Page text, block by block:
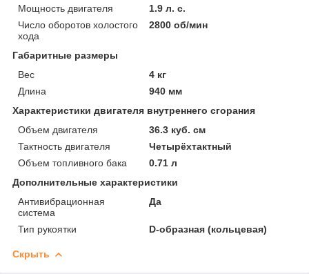
Мощность двигателя
1.9 л. с.
Число оборотов холостого
хода
2800 об/мин
Габаритные размеры
Вес
4 кг
Длина
940 мм
Характеристики двигателя внутреннего сгорания
Объем двигателя
36.3 куб. см
Тактность двигателя
Четырёхтактный
Объем топливного бака
0.71 л
Дополнительные характеристики
Антивибрационная
система
Да
Тип рукоятки D-образная (кольцевая)
Скрыть